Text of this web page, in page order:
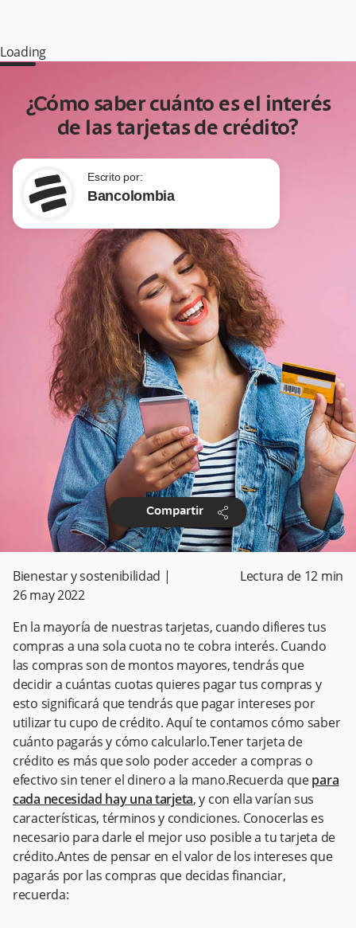
Loading
¿Cómo saber cuánto es el interés
de las tarjetas de crédito?
Escrito por:
Bancolombia
Compartir share
Bienestar y sostenibilidad |
26 may 2022
Lectura de 12 min
En la mayoría de nuestras tarjetas, cuando difieres tus
compras a una sola cuota no te cobra interés. Cuando
las compras son de montos mayores, tendrás que
decidir a cuántas cuotas quieres pagar tus compras y
esto significará que tendrás que pagar intereses por
utilizar tu cupo de crédito. Aquí te contamos cómo saber
cuánto pagarás y cómo calcularlo.Tener tarjeta de
crédito es más que solo poder acceder a compras o
efectivo sin tener el dinero a la mano.Recuerda quepara
cada necesidad hay una tarjeta, y con ella varían sus
características, términos y condiciones. Conocerlas es
necesario para darle el mejor uso posible a tu tarjeta de
crédito.Antes de pensar en el valor de los intereses que
pagarás por las compras que decidas financiar,
recuerda: